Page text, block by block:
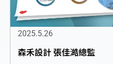
2025.5.26
森禾設計 張佳澔總監